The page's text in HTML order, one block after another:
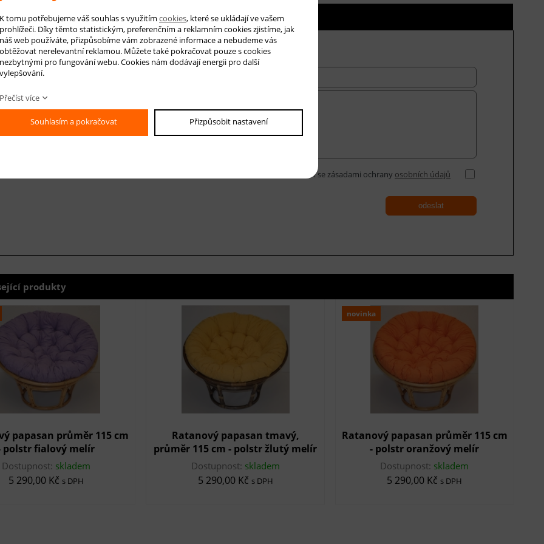
produkt Hlídání ceny
E-mail *
Váš dotaz
Souhlasím se zásadami ochrany osobních údajů
odeslat
produkty
papasan průměr 115 cm
polstr fialový melír
Dostupnost: skladem
5 290,00 Kč s DPH
Ratanový papasan tmavý,
průměr 115 cm - polstr žlutý melír
Dostupnost: skladem
5 290,00 Kč s DPH
novinka
Ratanový papasan průměr 115 cm
- polstr oranžový melír
Dostupnost: skladem
5 290,00 Kč s DPH
K tomu potřebujeme váš souhlas s využitím cookies, které se ukládají ve vašem
prohlížeči. Díky těmto statistickým, preferenčním a reklamním cookies zjistíme, jak
náš web používáte, přizpůsobíme vám zobrazené informace a nebudeme vás
obtěžovat nerelevantní reklamou. Můžete také pokračovat pouze s cookies
nezbytnými pro fungování webu. Cookies nám dodávají energii pro další
vylepšování.
Přečíst více
Souhlasím a pokračovat Přizpůsobit nastavení